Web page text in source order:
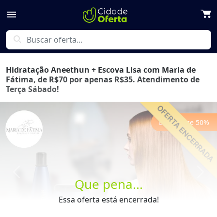
menu
search
Que pena...
Essa oferta está encerrada!
Hidratação Aneethun + Escova Lisa com Maria de
Fátima, de R$70 por apenas R$35. Atendimento de
Terça Sábado!
Economize 50%